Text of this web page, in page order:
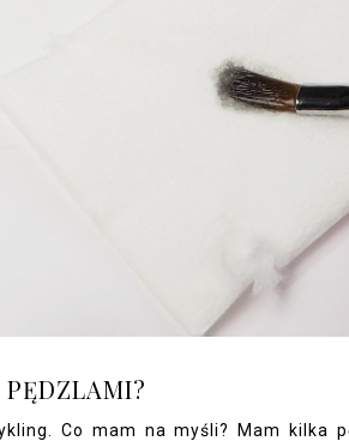
Co mam na myśli? Mam kilka